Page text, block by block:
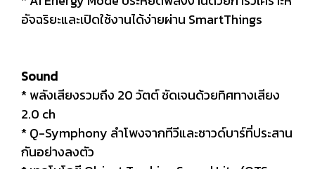
อัจฉริยะและเปิดใช้งานได้ง่ายผ่าน SmartThings
Sound
* พลังเสียงรวมถึง 20 วัตต์ ชัดเจนด้วยทิศทางเสียง
2.0 ch
* Q-Symphony ลำโพงจากทีวีและซาวด์บาร์ที่ประสาน
กันอย่างลงตัว